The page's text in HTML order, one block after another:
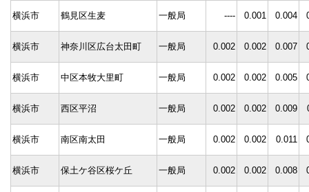
横浜市 鶴見区生麦 一般局 ---- 0.001 0.004
横浜市 神奈川区広台太田町 一般局 0.002 0.002 0.007
横浜市 中区本牧大里町 一般局 0.002 0.002 0.005
横浜市 西区平沼 一般局 0.002 0.002 0.009
横浜市 南区南太田 一般局 0.002 0.002 0.011
横浜市 保土ケ谷区桜ケ丘 一般局 0.002 0.002 0.008